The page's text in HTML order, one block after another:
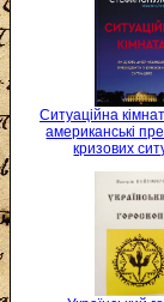
Ситуаційна
американські
кризових